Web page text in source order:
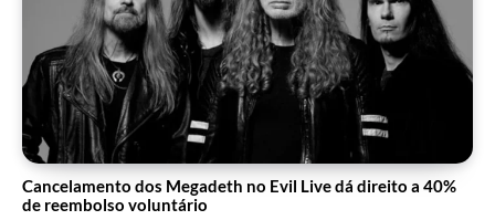
Cancelamento dos Megadeth no Evil Live dá direito a 40%
de reembolso voluntário